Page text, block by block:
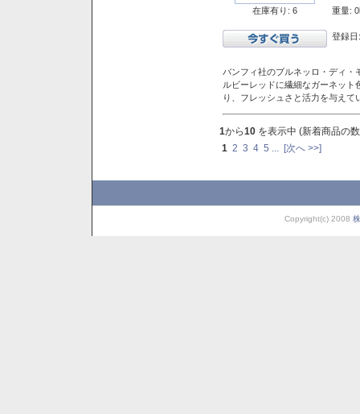
在庫有り: 6 重量:
登録
バンフィ社のブルネッロ・ディ
ルビーレッドに繊細なガーネッ
り、フレッシュさと活力を与え
1から10 を表示中 (新着商品の
1 2 3 4 5 [次へ >>]
Copyright(c) 2008